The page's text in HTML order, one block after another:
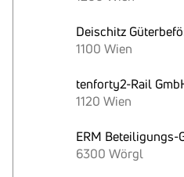
Deischitz
1100 Wien
tenforty2-Rail
1120 Wien
ERM Beteiligungs-
6300 Wörgl